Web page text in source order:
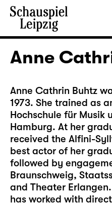
Anne
Anne Cathrin Buhtz
1973. She trained as
Hochschule für Musik
Hamburg. At her
received the Alfini-
best actor of her
followed by
Braunschweig,
and Theater
has worked with